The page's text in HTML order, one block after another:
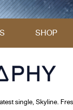
SHOP
single, Skyline.